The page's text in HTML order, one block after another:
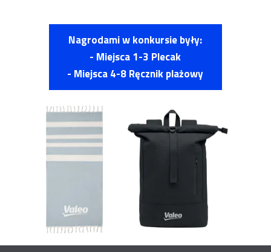
Nagrodami w konkursie były:
- Miejsca 1-3 Plecak
- Miejsca 4-8 Ręcznik plażowy